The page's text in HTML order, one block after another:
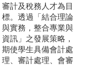
審計及稅務人才為目
標。透過「結合理論
與實務，整合專業與
資訊」之發展策略，
期使學生具備會計處
理、審計處理、會審